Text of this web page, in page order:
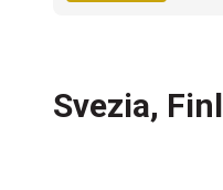
Svezia,